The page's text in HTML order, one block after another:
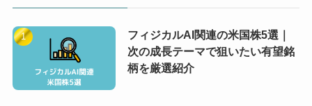
フィジカルAI関連の米国株5選｜
次の成長テーマで狙いたい有望銘
柄を厳選紹介